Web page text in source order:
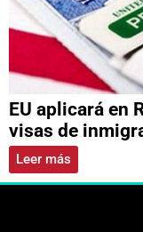
EU aplicará en
visas de
Leer más